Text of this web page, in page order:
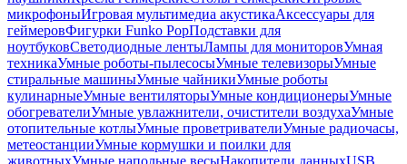
микрофоныИгровая мультимедиа акустикаАксессуары для
геймеровФигурки Funko PopПодставки для
ноутбуковСветодиодные лентыЛампы для мониторовУмная
техникаУмные роботы-пылесосыУмные телевизорыУмные
стиральные машиныУмные чайникиУмные роботы
кулинарныеУмные вентиляторыУмные кондиционерыУмные
обогревателиУмные увлажнители, очистители воздухаУмные
отопительные котлыУмные проветривателиУмные радиочасы,
метеостанцииУмные кормушки и поилки для
животныхУмные напольные весыНакопители данныхUSB